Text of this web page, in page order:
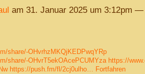
am 31. Januar 2025 um 3:12pm —
share/-OHvrhzMKQjKEDPwqYRp
share/-OHvrT5ekOAcePCUMYza https://
https://push.fm/fl/2cj0ulho… Fortfahren